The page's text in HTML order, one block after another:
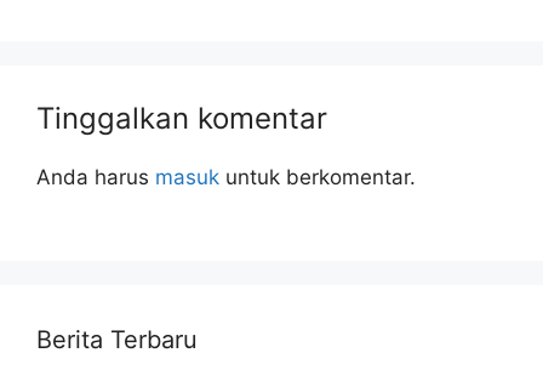
Tinggalkan komentar
Anda harus masuk untuk berkomentar.
Berita Terbaru